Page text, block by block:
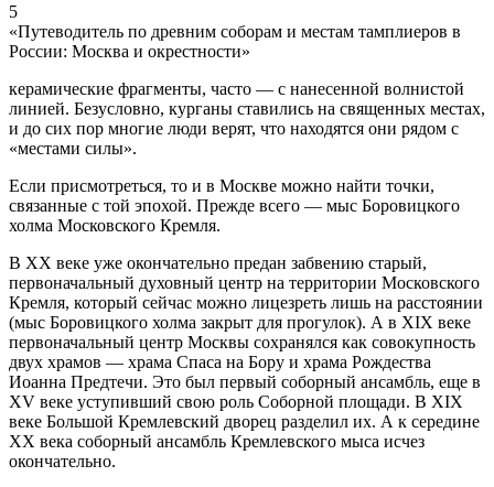
5
«Путеводитель по древним соборам и местам тамплиеров в
России: Москва и окрестности»
керамические фрагменты, часто — с нанесенной волнистой
линией. Безусловно, курганы ставились на священных местах,
и до сих пор многие люди верят, что находятся они рядом с
«местами силы».
Если присмотреться, то и в Москве можно найти точки,
связанные с той эпохой. Прежде всего — мыс Боровицкого
холма Московского Кремля.
В XX веке уже окончательно предан забвению старый,
первоначальный духовный центр на территории Московского
Кремля, который сейчас можно лицезреть лишь на расстоянии
(мыс Боровицкого холма закрыт для прогулок). А в XIX веке
первоначальный центр Москвы сохранялся как совокупность
двух храмов — храма Спаса на Бору и храма Рождества
Иоанна Предтечи. Это был первый соборный ансамбль, еще в
XV веке уступивший свою роль Соборной площади. В XIX
веке Большой Кремлевский дворец разделил их. А к середине
XX века соборный ансамбль Кремлевского мыса исчез
окончательно.